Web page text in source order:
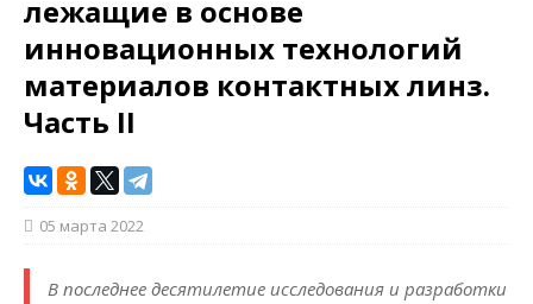
лежащие в основе
инновационных технологий
материалов контактных линз.
Часть II
05 марта 2022
В последнее десятилетие исследования и разработки